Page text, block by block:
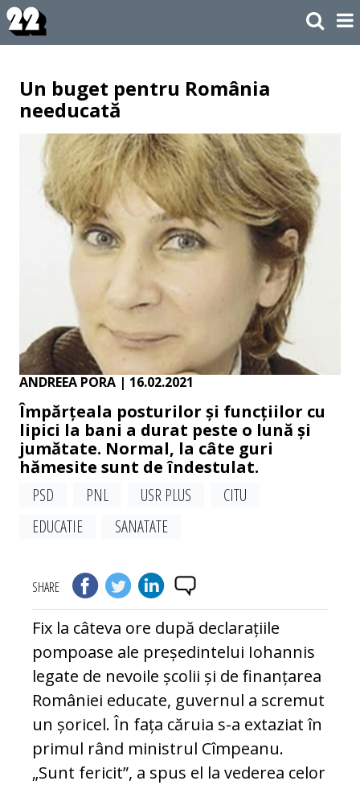
Un buget pentru România
needucată
ANDREEA PORA | 16.02.2021
Împărțeala posturilor și funcțiilor cu
lipici la bani a durat peste o lună și
jumătate. Normal, la câte guri
hămesite sunt de îndestulat.
PSD
PNL USR PLUS
CITU
EDUCATIE
SANATATE
SHARE
Fix la câteva ore după declarațiile
pompoase ale președintelui Iohannis
legate de nevoile școlii și de finanțarea
României educate, guvernul a scremut
un șoricel. În fața căruia s-a extaziat în
primul rând ministrul Cîmpeanu.
„Sunt fericit”, a spus el la vederea celor